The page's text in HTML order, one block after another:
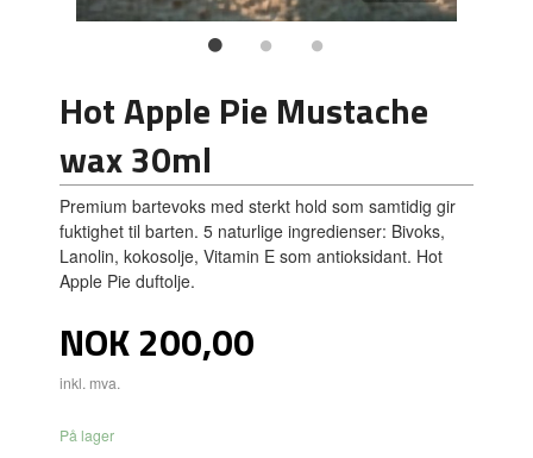
Hot Apple Pie Mustache
wax 30ml
Premium bartevoks med sterkt hold som samtidig gir
fuktighet til barten. 5 naturlige ingredienser: Bivoks,
Lanolin, kokosolje, Vitamin E som antioksidant. Hot
Apple Pie duftolje.
Pris
NOK200,00
inkl. mva.
På lager